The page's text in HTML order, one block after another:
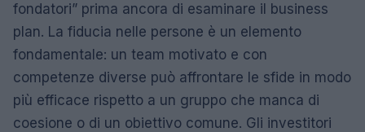
fondatori” prima ancora di esaminare il business
plan. La fiducia nelle persone è un elemento
fondamentale: un team motivato e con
competenze diverse può affrontare le sfide in modo
più efficace rispetto a un gruppo che manca di
coesione o di un obiettivo comune. Gli investitori